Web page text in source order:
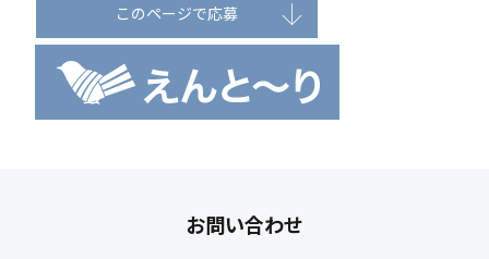
このページで応募
お問い合わせ